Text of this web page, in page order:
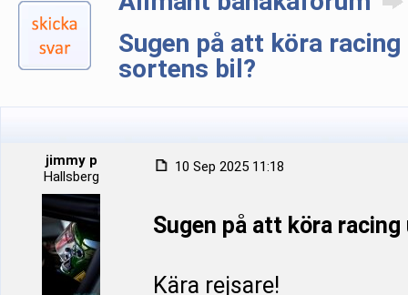
Sugen på att köra
sortens bil?
jimmy p
Hallsberg
10 Sep 2025 11:18
Sugen på att köra
Kära rejsare!